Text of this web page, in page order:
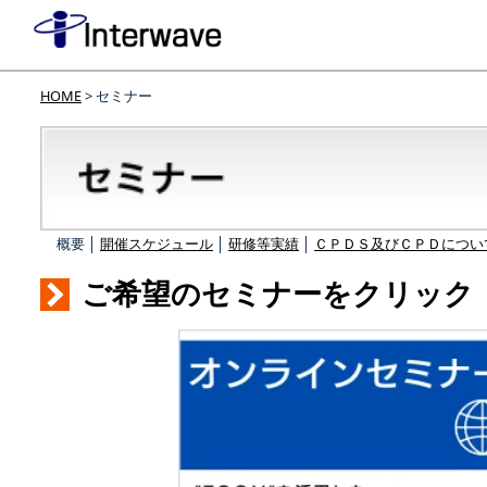
HOME> セミナー
概要 │ 開催スケジュール 研修等実績 ＣＰＤＳ及びＣＰＤにつ
ご希望のセミナーをクリック